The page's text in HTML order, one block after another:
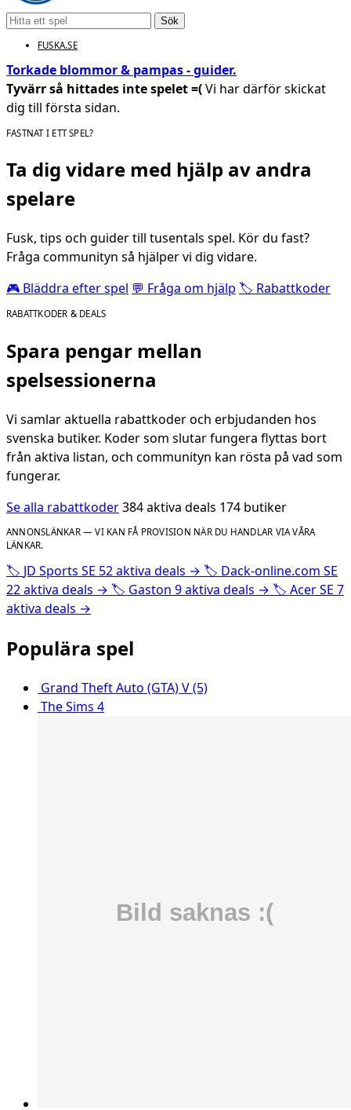
Sök
FUSKA.SE
Torkade blommor & pampas - guider.
Tyvärr så hittades inte spelet =(Vi har därför skickat
dig till första sidan.
FASTNAT I ETT SPEL?
Ta dig vidare med hjälp av andra
spelare
Fusk, tips och guider till tusentals spel. Kör du fast?
Fråga communityn så hjälper vi dig vidare.
🎮 Bläddra efter spel 💬 Fråga om hjälp 🏷️ Rabattkoder
RABATTKODER & DEALS
Spara pengar mellan
spelsessionerna
Vi samlar aktuella rabattkoder och erbjudanden hos
svenska butiker. Koder som slutar fungera flyttas bort
från aktiva listan, och communityn kan rösta på vad som
fungerar.
Se alla rabattkoder384 aktiva deals 174 butiker
ANNONSLÄNKAR — VI KAN FÅ PROVISION NÄR DU HANDLAR VIA VÅRA
LÄNKAR.
🏷️ JD Sports SE 52 aktiva deals → 🏷️ Dack-online.com SE
22 aktiva deals → 🏷️ Gaston 9 aktiva deals → 🏷️ Acer SE 7
aktiva deals →
Populära spel
Grand Theft Auto (GTA) V (5)
The Sims 4